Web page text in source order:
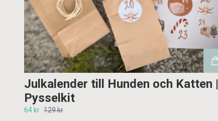
Julkalender till Hunden och Katten |
Pysselkit
64 kr 129 kr